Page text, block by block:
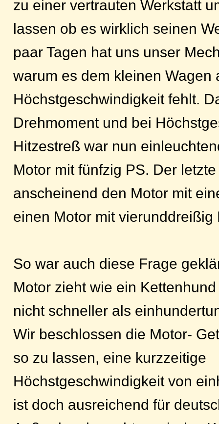
zu einer vertrauten Werkstatt
lassen ob es wirklich seinen
paar Tagen hat uns unser
warum es dem kleinen Wagen
Höchstgeschwindigkeit fehlt.
Drehmoment und bei
Hitzestreß war nun
Motor mit fünfzig PS. Der
anscheinend den Motor mit
einen Motor mit vierunddreißig
So war auch diese Frage
Motor zieht wie ein
nicht schneller als
Wir beschlossen die Motor-
so zu lassen, eine kurzzeitige
Höchstgeschwindigkeit von
ist doch ausreichend für